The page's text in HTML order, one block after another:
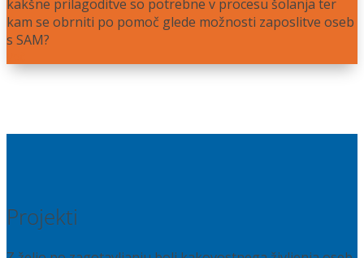
kakšne prilagoditve so potrebne v procesu šolanja ter
kam se obrniti po pomoč glede možnosti zaposlitve oseb
s SAM?
Projekti